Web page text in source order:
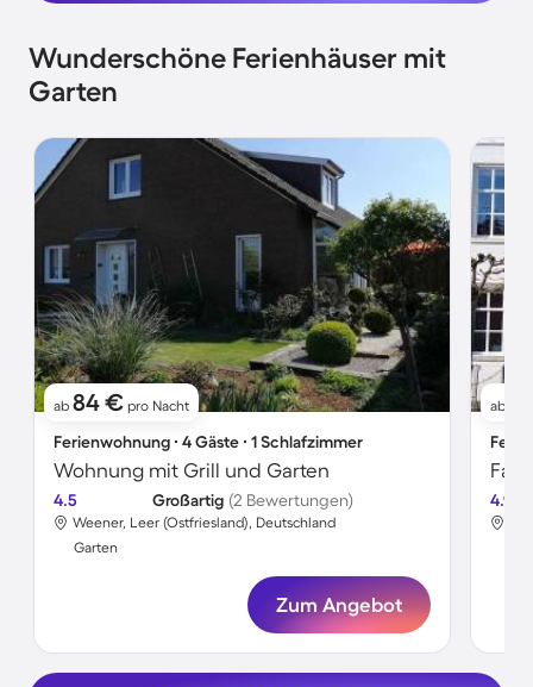
Wunderschöne Ferienhäuser mit
Garten
ab 84 € pro Nacht
Ferienwohnung ∙ 4 Gäste ∙ 1 Schlafzimmer
Wohnung mit Grill und Garten
4.5 Großartig (2 Bewertungen)
Weener, Leer (Ostfriesland), Deutschland
Garten
Zum Angebot
ab
4.9